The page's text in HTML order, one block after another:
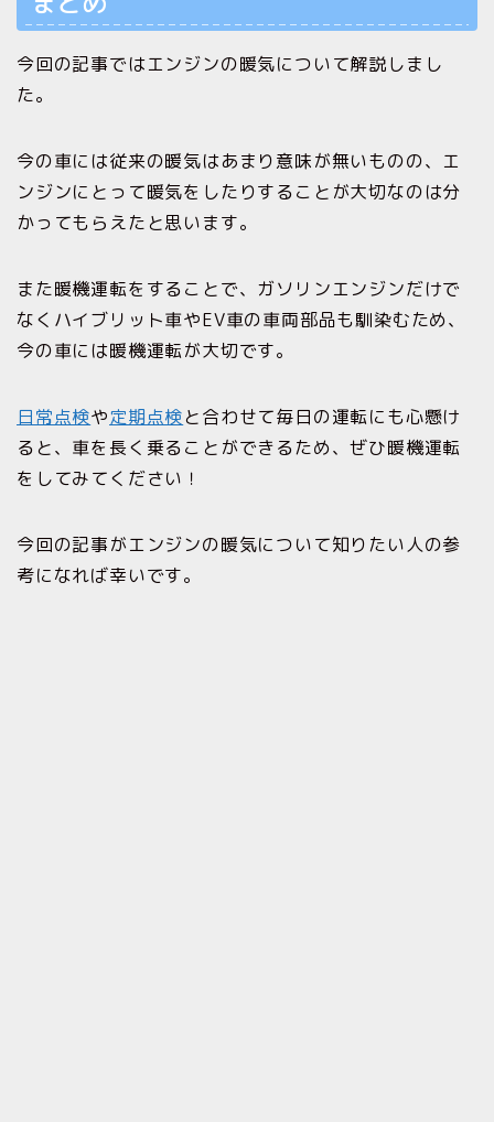
今回の記事ではエンジンの暖気について解説しまし
た。
今の車には従来の暖気はあまり意味が無いものの、エ
ンジンにとって暖気をしたりすることが大切なのは分
かってもらえたと思います。
また暖機運転をすることで、ガソリンエンジンだけで
なくハイブリット車やEV車の車両部品も馴染むため、
今の車には暖機運転が大切です。
日常点検や定期点検と合わせて毎日の運転にも心懸け
ると、車を長く乗ることができるため、ぜひ暖機運転
をしてみてください！
今回の記事がエンジンの暖気について知りたい人の参
考になれば幸いです。